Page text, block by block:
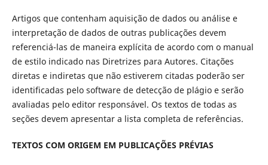
Artigos que contenham aquisição de dados ou análise e
interpretação de dados de outras publicações devem
referenciá-las de maneira explícita de acordo com o manual
de estilo indicado nas Diretrizes para Autores. Citações
diretas e indiretas que não estiverem citadas poderão ser
identificadas pelo software de detecção de plágio e serão
avaliadas pelo editor responsável. Os textos de todas as
seções devem apresentar a lista completa de referências.
TEXTOS COM ORIGEM EM PUBLICAÇÕES PRÉVIAS